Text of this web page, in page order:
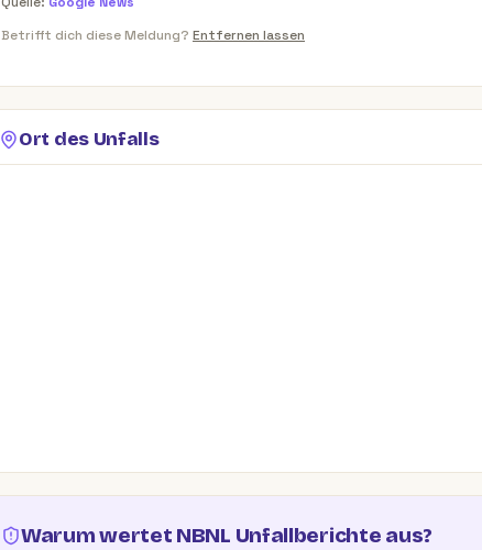
Betrifft dich diese Meldung? Entfernen lassen
Ort des Unfalls
Warum wertet NBNL Unfallberichte aus?